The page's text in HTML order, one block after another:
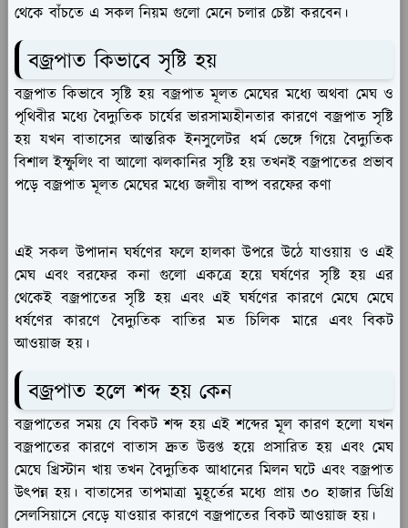
থেকে বাঁচতে এ সকল নিয়ম গুলো মেনে চলার চেষ্টা করবেন।
বজ্রপাত কিভাবে সৃষ্টি হয়
বজ্রপাত কিভাবে সৃষ্টি হয় বজ্রপাত মূলত মেঘের মধ্যে অথবা মেঘ ও
পৃথিবীর মধ্যে বৈদ্যুতিক চার্যের ভারসাম্যহীনতার কারণে বজ্রপাত সৃষ্টি
হয় যখন বাতাসের আন্তরিক ইনসুলেটর ধর্ম ভেঙ্গে গিয়ে বৈদ্যুতিক
বিশাল ইস্ফুলিং বা আলো ঝলকানির সৃষ্টি হয় তখনই বজ্রপাতের প্রভাব
পড়ে বজ্রপাত মূলত মেঘের মধ্যে জলীয় বাষ্প বরফের কণা
এই সকল উপাদান ঘর্ষণের ফলে হালকা উপরে উঠে যাওয়ায় ও এই
মেঘ এবং বরফের কনা গুলো একত্রে হয়ে ঘর্ষণের সৃষ্টি হয় এর
থেকেই বজ্রপাতের সৃষ্টি হয় এবং এই ঘর্ষণের কারণে মেঘে মেঘে
ধর্ষণের কারণে বৈদ্যুতিক বাতির মত চিলিক মারে এবং বিকট
আওয়াজ হয়।
বজ্রপাত হলে শব্দ হয় কেন
বজ্রপাতের সময় যে বিকট শব্দ হয় এই শব্দের মূল কারণ হলো যখন
বজ্রপাতের কারণে বাতাস দ্রুত উত্তপ্ত হয়ে প্রসারিত হয় এবং মেঘ
মেঘে খ্রিস্টান খায় তখন বৈদ্যুতিক আধানের মিলন ঘটে এবং বজ্রপাত
উৎপন্ন হয়। বাতাসের তাপমাত্রা মুহূর্তের মধ্যে প্রায় ৩০ হাজার ডিগ্রি
সেলসিয়াসে বেড়ে যাওয়ার কারণে বজ্রপাতের বিকট আওয়াজ হয়।